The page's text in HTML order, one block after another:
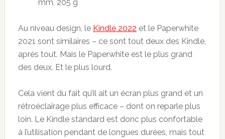
mm, 205 g
Au niveau design, le Kindle 2022 et le Paperwhite
2021 sont similaires – ce sont tout deux des Kindle,
après tout. Mais le Paperwhite est le plus grand
des deux. Et le plus lourd.
Cela vient du fait qu’il ait un écran plus grand et un
rétroéclairage plus efficace – dont on reparle plus
loin. Le Kindle standard est donc plus confortable
à l’utilisation pendant de longues durées, mais tout